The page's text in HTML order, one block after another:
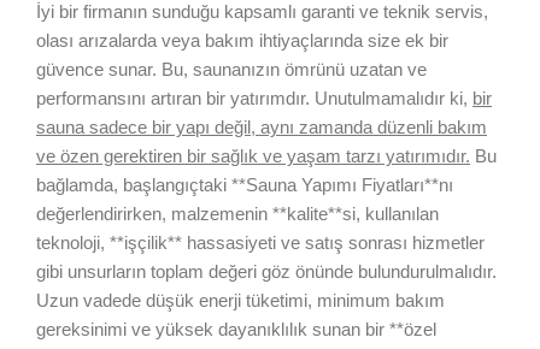
İyi bir firmanın sunduğu kapsamlı garanti ve teknik servis,
olası arızalarda veya bakım ihtiyaçlarında size ek bir
güvence sunar. Bu, saunanızın ömrünü uzatan ve
performansını artıran bir yatırımdır. Unutulmamalıdır ki, bir
sauna sadece bir yapı değil, aynı zamanda düzenli bakım
ve özen gerektiren bir sağlık ve yaşam tarzı yatırımıdır. Bu
bağlamda, başlangıçtaki **Sauna Yapımı Fiyatları**nı
değerlendirirken, malzemenin **kalite**si, kullanılan
teknoloji, **işçilik** hassasiyeti ve satış sonrası hizmetler
gibi unsurların toplam değeri göz önünde bulundurulmalıdır.
Uzun vadede düşük enerji tüketimi, minimum bakım
gereksinimi ve yüksek dayanıklılık sunan bir **özel